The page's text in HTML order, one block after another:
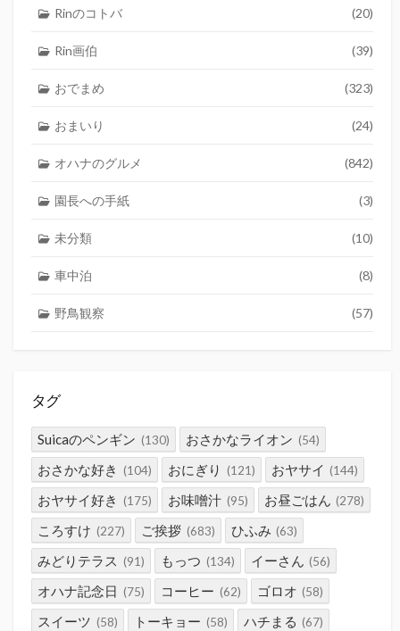
Rinのコトバ (20)
Rin画伯 (39)
おでまめ (323)
おまいり (24)
オハナのグルメ (842)
園長への手紙 (3)
未分類 (10)
車中泊 (8)
野鳥観察 (57)
タグ
Suicaのペンギン (130) おさかなライオン (54)
おさかな好き (104) おにぎり (121) おヤサイ (144)
おヤサイ好き (175) お味噌汁 (95) お昼ごはん (278)
ころすけ (227) ご挨拶 (683) ひふみ (63)
みどりテラス (91) もっつ (134) イーさん (56)
オハナ記念日 (75) コーヒー (62) ゴロオ (58)
スイーツ (58) トーキョー (58) ハチまる (67)